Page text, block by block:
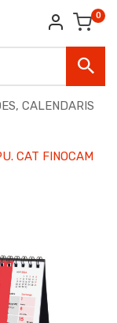
0
CALENDARIS
CAT FINOCAM